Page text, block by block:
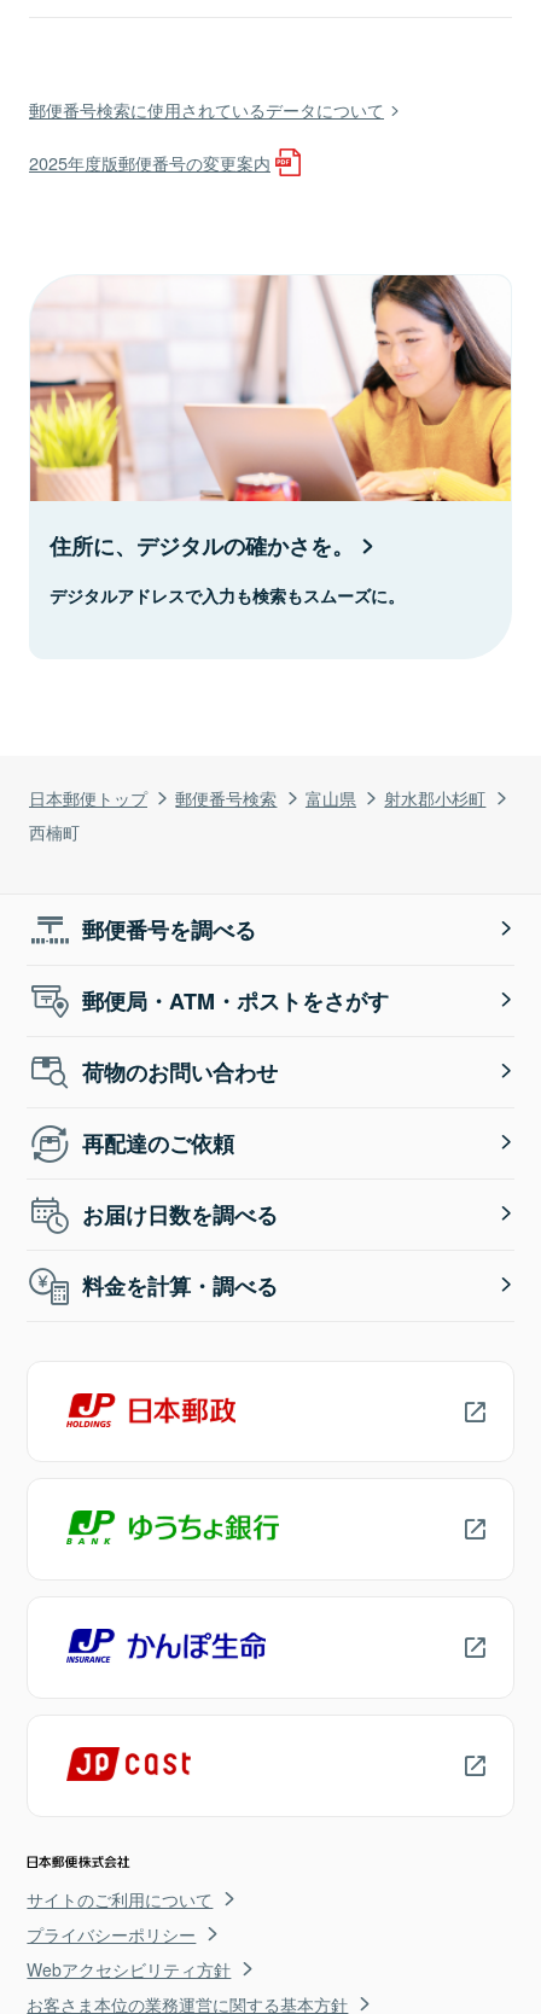
日本郵便トップ 郵便番号検索 富山県
射水郡小杉町
西楠町
郵便番号検索に使用されているデータについて
2025年度版郵便番号の変更案内
住所に、デジタルの確かさを。
デジタルアドレスで入力も検索もスムーズに。
郵便番号を調べる
郵便局・ATM・ポストをさがす
荷物のお問い合わせ
再配達のご依頼
お届け日数を調べる
料金を計算・調べる
サイトのご利用について
プライバシーポリシー
Webアクセシビリティ方針
お客さま本位の業務運営に関する基本方針